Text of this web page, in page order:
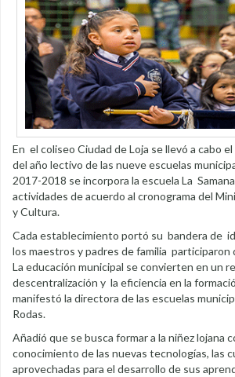
En el coliseo Ciudad de Loja se llevó a cabo
del año lectivo de las nueve escuelas
2017-2018 se incorpora la escuela La
actividades de acuerdo al cronograma del
y Cultura.
Cada establecimiento portó su bandera de
los maestros y padres de familia participaron
La educación municipal se convierten en un
descentralización y la eficiencia en la
manifestó la directora de las escuelas
Rodas.
Añadió que se busca formar a la niñez lojana
conocimiento de las nuevas tecnologías, las
aprovechadas para el desarrollo de sus